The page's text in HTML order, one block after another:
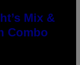
Mix &
Combo